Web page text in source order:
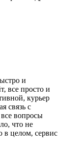
и
все просто и
курьер
связь с
вопросы
что не
в целом, сервис